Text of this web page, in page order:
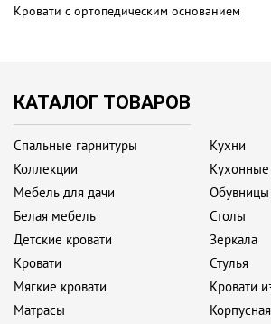
Кровати с ортопедическим основанием
КАТАЛОГ ТОВАРОВ
Спальные гарнитуры
Коллекции
Мебель для дачи
Белая мебель
Детские кровати
Кровати
Мягкие кровати
Матрасы
Кухни
Кухонные
Обувницы
Столы
Зеркала
Стулья
Кровати